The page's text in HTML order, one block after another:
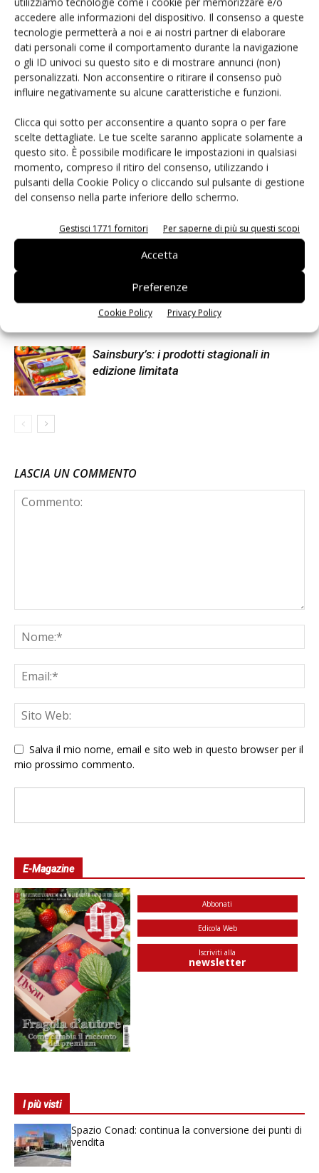
accedere alle informazioni del dispositivo. Il consenso a queste
tecnologie permetterà a noi e ai nostri partner di elaborare
dati personali come il comportamento durante la navigazione
o gli ID univoci su questo sito e di mostrare annunci (non)
personalizzati. Non acconsentire o ritirare il consenso può
influire negativamente su alcune caratteristiche e funzioni.
Clicca qui sotto per acconsentire a quanto sopra o per fare
scelte dettagliate. Le tue scelte saranno applicate solamente a
questo sito. È possibile modificare le impostazioni in qualsiasi
momento, compreso il ritiro del consenso, utilizzando i
pulsanti della Cookie Policy o cliccando sul pulsante di gestione
del consenso nella parte inferiore dello schermo.
Gestisci 1771 fornitori Per saperne di più su questi scopi
Accetta
Preferenze
Cookie Policy Privacy Policy
Articoli correlati Di più dello stesso autore
premium e ready-to-eat #Repartofresh
Andamento prezzi ortofrutta in Italia al
27 luglio 2026
Sainsbury’s: i prodotti stagionali in
edizione limitata
LASCIA UN COMMENTO
Salva il mio nome, email e sito web in questo browser per il
mio prossimo commento.
E-Magazine
Abbonati
Edicola Web
Iscriviti alla
newsletter
I più visti
Spazio Conad: continua la conversione dei punti di
vendita